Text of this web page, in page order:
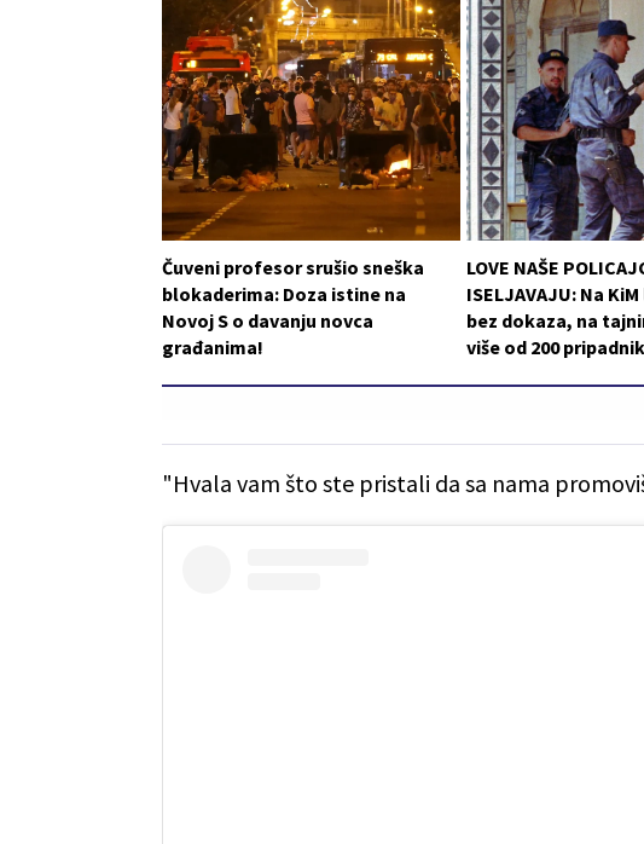
Čuveni profesor srušio sneška
blokaderima: Doza istine na
Novoj S o davanju novca
građanima!
LOVE NAŠE
ISELJAVAJU: Na
bez dokaza, na
više od 200
"Hvala vam što ste pristali da sa nama